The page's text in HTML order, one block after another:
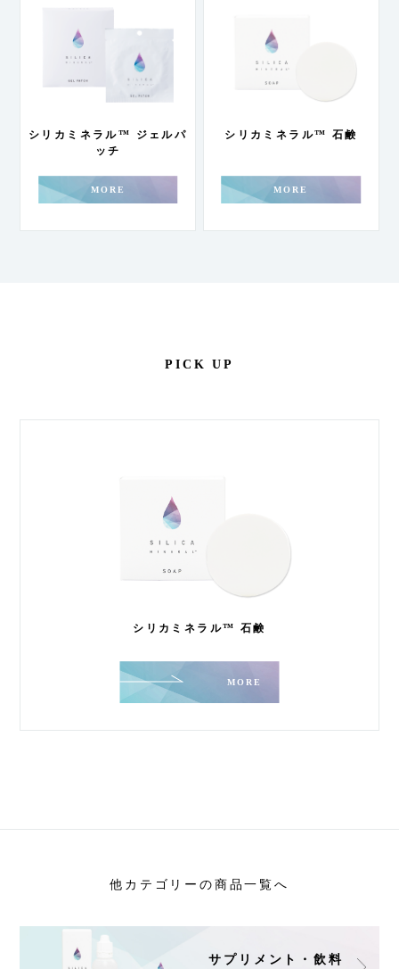
シリカミネラル™ ジェルパ
ッチ
MORE
シリカミネラル™ 石鹸
MORE
PICK UP
シリカミネラル™ 石鹸
MORE
他カテゴリーの商品一覧へ
サプリメント・飲料